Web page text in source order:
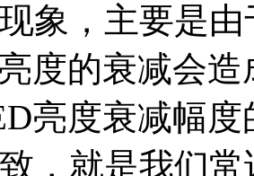
象，主要是
度的衰减会
亮度衰减幅
，就是我们